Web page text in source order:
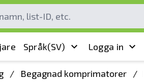
Språk(SV) Logga in
/ Begagnad komprimatorer /